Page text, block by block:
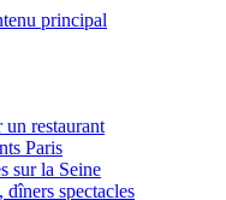
principal
un restaurant
Paris
sur la Seine
dîners spectacles